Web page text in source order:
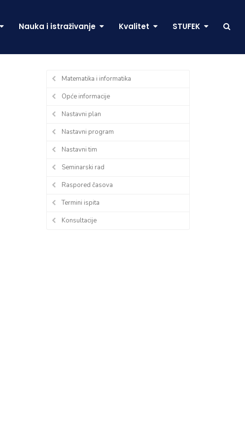
Nauka i istraživanje Kvalitet STUFEK
Matematika i informatika
Opće informacije
Nastavni plan
Nastavni program
Nastavni tim
Seminarski rad
Raspored časova
Termini ispita
Konsultacije